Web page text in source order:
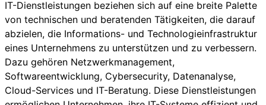
IT-Dienstleistungen beziehen sich auf eine breite Palette
von technischen und beratenden Tätigkeiten, die darauf
abzielen, die Informations- und Technologieinfrastruktur
eines Unternehmens zu unterstützen und zu verbessern.
Dazu gehören Netzwerkmanagement,
Softwareentwicklung, Cybersecurity, Datenanalyse,
Cloud-Services und IT-Beratung. Diese Dienstleistungen